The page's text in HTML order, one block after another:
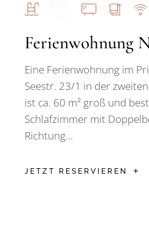
Ferienwohnung
Eine Ferienwohnung im
Seestr. 23/1 in der
ist ca. 60 m² groß und
Schlafzimmer mit
Richtung...
JETZT RESERVIEREN